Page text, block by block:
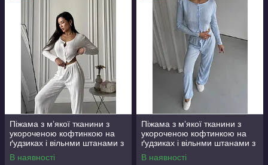
Піжама з м’якої тканини з
укороченою кофтинкою на
ґудзиках і вільнми штанами з
еластичним поясом, L
В наявності
Піжама з м’якої тканини з
укороченою кофтинкою на
ґудзиках і вільнми штанами з
еластичним поясом
В наявності